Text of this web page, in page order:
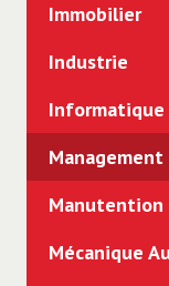
Immobilier
Industrie
Informatique
Manutention
Mécanique